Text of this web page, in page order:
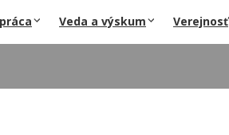
Veda a výskum Verejnosť